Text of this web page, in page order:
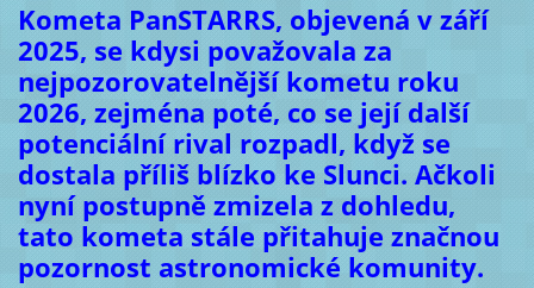
Kometa PanSTARRS, objevená v září
2025, se kdysi považovala za
nejpozorovatelnější kometu roku
2026, zejména poté, co se její další
potenciální rival rozpadl, když se
dostala příliš blízko ke Slunci. Ačkoli
nyní postupně zmizela z dohledu,
tato kometa stále přitahuje značnou
pozornost astronomické komunity.